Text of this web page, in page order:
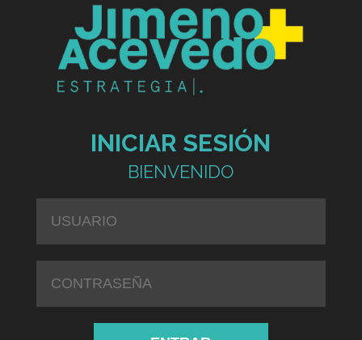
INICIAR SESIÓN
BIENVENIDO